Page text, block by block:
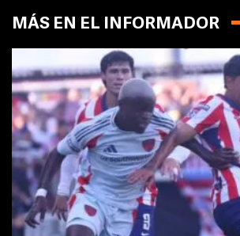
MÁS EN EL INFORMADOR